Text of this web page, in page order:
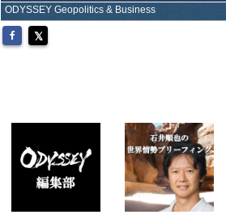
ODYSSEY Geopolitics & Business